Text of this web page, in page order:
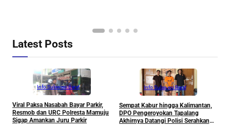
Latest Posts
Info Sulawesi Barat
Viral Paksa Nasabah Bayar Parkir,
Resmob dan URC Polresta Mamuju
Sigap Amankan Juru Parkir
Info Sulawesi Barat
Sempat Kabur hingga Kalimantan,
DPO Pengeroyokan Tapalang
Akhirnya Datangi Polisi Serahkan